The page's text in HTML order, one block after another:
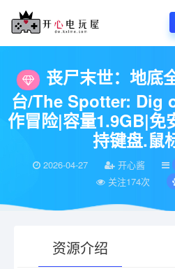
欢迎您光临开心电玩屋，本站专注分享精
当前位置： 开心电玩屋 动作
丧尸末世：地底
台/The Spotter: Dig
作冒险|容量1.9GB|免
持键盘.鼠
2026-04-27 开心酱
关注174次
资源介绍